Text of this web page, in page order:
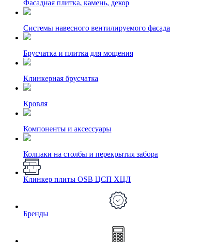
Фасадная плитка, камень, декор
Системы навесного вентилируемого фасада
Брусчатка и плитка для мощения
Клинкерная брусчатка
Кровля
Компоненты и аксессуары
Колпаки на столбы и перекрытия забора
Клинкер плиты OSB ЦСП ХЦЛ
Бренды